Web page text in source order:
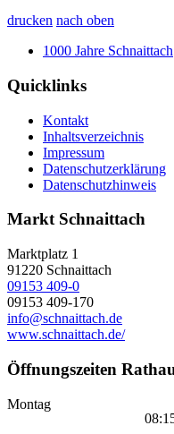
drucken nach oben
1000 Jahre Schnaittach
Quicklinks
Kontakt
Inhaltsverzeichnis
Impressum
Datenschutzerklärung
Datenschutzhinweis
Markt Schnaittach
Marktplatz 1
91220 Schnaittach
09153 409-0
09153 409-170
info@schnaittach.de
www.schnaittach.de/
Öffnungszeiten
Montag